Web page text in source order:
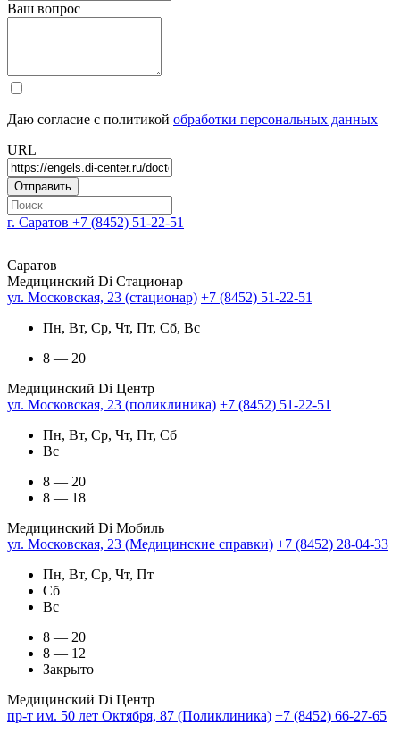
Ваш вопрос
Даю согласие с политикой обработки персональных данных
URL
г. Саратов +7 (8452) 51-22-51
Саратов
Медицинский Di Стационар
ул. Московская, 23 (стационар) +7 (8452) 51-22-51
Пн, Вт, Ср, Чт, Пт, Сб, Вс
8 — 20
Медицинский Di Центр
ул. Московская, 23 (поликлиника) +7 (8452) 51-22-51
Пн, Вт, Ср, Чт, Пт, Сб
Вс
8 — 20
8 — 18
Медицинский Di Мобиль
ул. Московская, 23 (Медицинские справки) +7 (8452) 28-04-33
Пн, Вт, Ср, Чт, Пт
Сб
Вс
8 — 20
8 — 12
Закрыто
Медицинский Di Центр
пр-т им. 50 лет Октября, 87 (Поликлиника) +7 (8452) 66-27-65